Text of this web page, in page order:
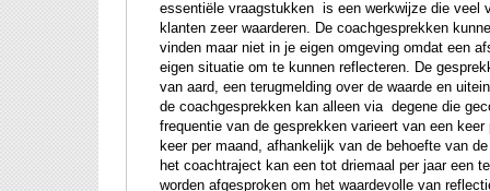
essentiële vraagstukken is een werkwijze die veel
klanten zeer waarderen. De coachgesprekken
vinden maar niet in je eigen omgeving omdat een
eigen situatie om te kunnen reflecteren. De
van aard, een terugmelding over de waarde en
de coachgesprekken kan alleen via degene die
frequentie van de gesprekken varieert van een keer
keer per maand, afhankelijk van de behoefte van
het coachtraject kan een tot driemaal per jaar een
worden afgesproken om het waardevolle van